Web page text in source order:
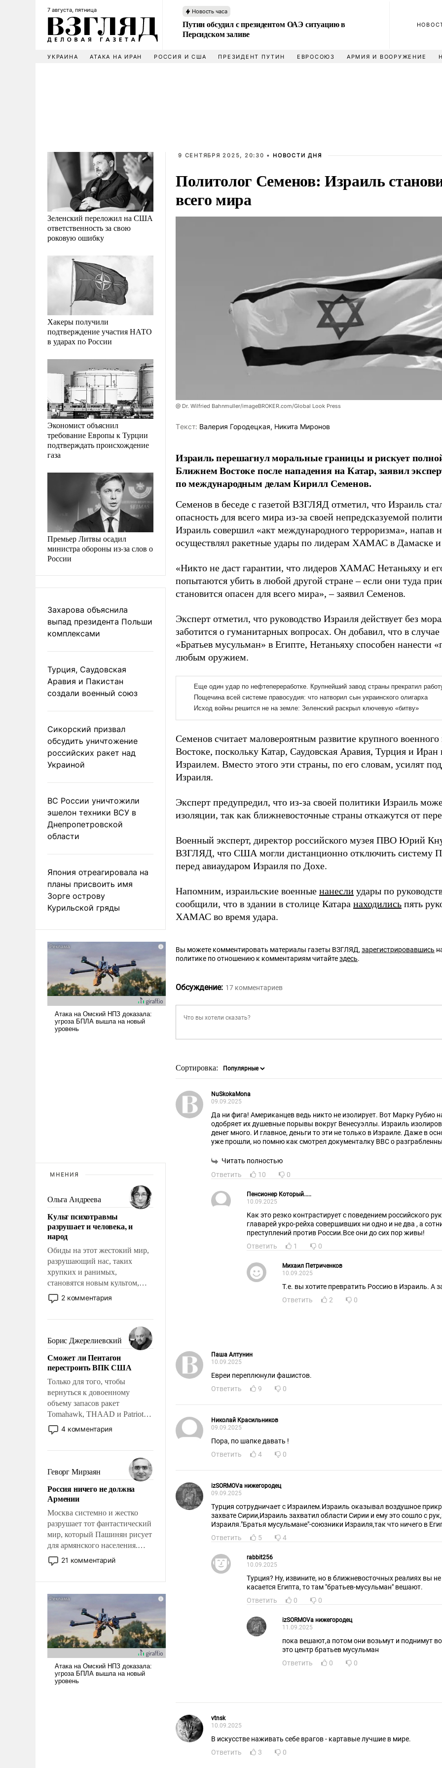
7 августа, пятница Новость часа
Путин обсудил с президентом ОАЭ ситуацию в
Персидском заливе
УКРАИНА АТАКА НА ИРАН РОССИЯ И США ПРЕЗИДЕНТ ПУТИН ЕВРОСОЮЗ АРМИЯ И ВООРУЖЕНИЕ
Зеленский переложил на США
ответственность за свою
роковую ошибку
Хакеры получили
подтверждение участия НАТО
в ударах по России
Экономист объяснил
требование Европы к Турции
подтверждать происхождение
газа
Премьер Литвы осадил
министра обороны из-за слов о
России
Захарова объяснила
выпад президента Польши
комплексами
Турция, Саудовская
Аравия и Пакистан
создали военный союз
Сикорский призвал
обсудить уничтожение
российских ракет над
Украиной
ВС России уничтожили
эшелон техники ВСУ в
Днепропетровской
области
Япония отреагировала на
планы присвоить имя
Зорге острову
Курильской гряды
МНЕНИЯ
Ольга Андреева
Культ психотравмы
разрушает и человека, и
народ
Обиды на этот жестокий мир,
разрушающий нас, таких
хрупких и ранимых,
становятся новым культом,
постепенно вытесняя и
отменяя традиционное
мужественным и твердым под
ударами судьбы, брать на себя
ответственность, помогать
слабым, идти вперед и
адаптироваться.
2 комментария
Борис Джерелиевский
Сможет ли Пентагон
перестроить ВПК США
Только для того, чтобы
вернуться к довоенному
объему запасов ракет
Tomahawk, THAAD и Patriot
США потребуется более трех
лет. Даже небольшая война с
Сложившаяся ситуация
означает многолетний период
уязвимости США, например,
перед Китаем.
4 комментария
Геворг Мирзаян
Россия ничего не должна
Армении
Москва системно и жестко
разрушает тот фантастический
мир, который Пашинян рисует
для армянского населения.
Мир, где политические
прожекты будут безусловно
налогоплательщиков и где
Еревану за свои поступки не
нужно отвечать.
21 комментарий
9 СЕНТЯБРЯ 2025, 20:30 • НОВОСТИ ДНЯ
Политолог Семенов: Израиль
всего мира
@ Dr. Wilfried Bahnmuller/imageBROKER.com/Global Look Press
Tекст: Валерия Городецкая, Никита Миронов
Израиль перешагнул моральные границы и рискует
Ближнем Востоке после нападения на Катар, заявил
по международным делам Кирилл Семенов.
Семенов в беседе с газетой ВЗГЛЯД отметил, что Израиль
опасность для всего мира из-за своей непредсказуемой
Израиль совершил «акт международного терроризма», напав
осуществлял ракетные удары по лидерам ХАМАС в Дамаске
«Никто не даст гарантии, что лидеров ХАМАС Нетаньяху и
попытаются убить в любой другой стране – если они туда
становится опасен для всего мира», – заявил Семенов.
Эксперт отметил, что руководство Израиля действует без
заботится о гуманитарных вопросах. Он добавил, что в
«Братьев мусульман» в Египте, Нетаньяху способен нанести
любым оружием.
Семенов считает маловероятным развитие крупного
Востоке, поскольку Катар, Саудовская Аравия, Турция и Иран
Израилем. Вместо этого эти страны, по его словам, усилят
Израиля.
Эксперт предупредил, что из-за своей политики Израиль
изоляции, так как ближневосточные страны откажутся от
Военный эксперт, директор российского музея ПВО Юрий
ВЗГЛЯД, что США могли дистанционно отключить систему
перед авиаударом Израиля по Дохе.
Напомним, израильские военные нанесли удары по
сообщили, что в здании в столице Катара находились пять
ХАМАС во время удара.
Вы можете комментировать материалы газеты ВЗГЛЯД,зарегистрировавшись
политике по отношению к комментариям читайтездесь.
Обсуждение: 17 комментариев
Сортировка:
NuSkokaMona
09.09.2025
Да ни фига! Американцев ведь никто не изолирует. Вот Марку Рубио
одобряет их душевные порывы вокруг Венесуэллы. Израиль
денег много. И главное, деньги то эти не только в Израиле. Даже в
уже прошли, но помню как смотрел документалку ВВС о
американцы демонстративные барбосы - кричат что купили у
Тель-Авиве и стали представлять духовную ценность для чуждых
Можно продать и построить ещё пару пусковых установок Пращи
Вот где совесть и принципы найти - это вопрос. А Катар? Так они же
недвижимость, инвестиции - это важно. Не суть где. А то что твою
важно. Земля почему-то важна для России. Принципы
на Востоке, да и вообще во многих других местах это значения уже не
Читать полностью
Ответить
10 0
Пенсионер Который.....
10.09.2025
Как это резко контрастирует с поведением российского
главарей укро-рейха совершивших ни одно и не два , а
преступлений против России.Все они до сих пор живы!
Ответить
1 0
Михаил Петриченков
10.09.2025
Т.е. вы хотите превратить Россию в Израиль. А
Ответить
2 0
Паша Алтунин
10.09.2025
Евреи переплюнули фашистов.
Ответить
9 0
Николай Красильников
09.09.2025
Пора, по шапке давать !
Ответить
4 0
izSORMOVa нижегородец
09.09.2025
Турция сотрудничает с Израилем.Израиль оказывал воздушное
захвате Сирии,Израиль захватил области Сирии и ему это сошло с
Израиля."Братья мусульмане"-союзники Израиля,так что ничего в
Ответить
5 4
rabbit256
10.09.2025
Турция? Ну, извините, но в ближневосточных реалиях вы
касается Египта, то там "братьев-мусульман" вешают.
Ответить
0 0
izSORMOVa нижегородец
11.09.2025
пока вешают,а потом они возьмут и поднимут
это центр братьев мусульман
Ответить
0 0
vtnsk
10.09.2025
В искусстве наживать себе врагов - картавые лучшие в мире.
Ответить
3 0